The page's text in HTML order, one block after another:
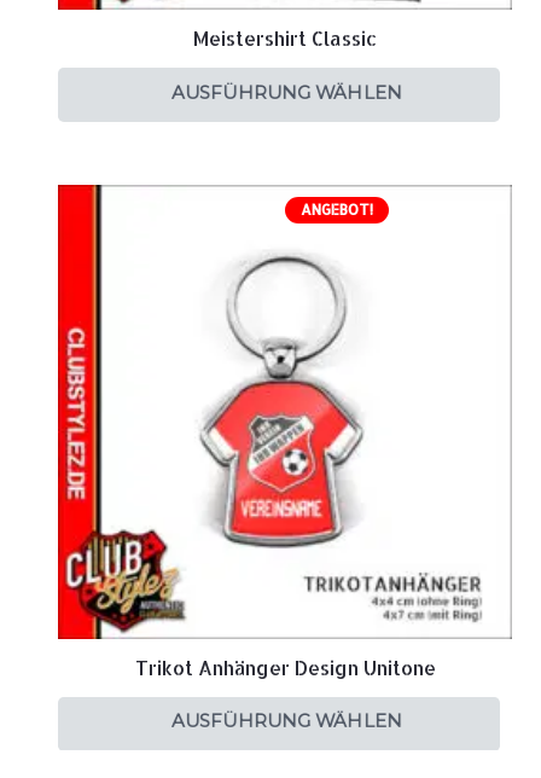
Meistershirt Classic
AUSFÜHRUNG WÄHLEN
ANGEBOT!
Trikot Anhänger Design Unitone
AUSFÜHRUNG WÄHLEN